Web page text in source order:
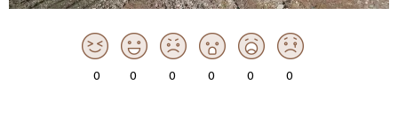
0 0 0 0 0 0